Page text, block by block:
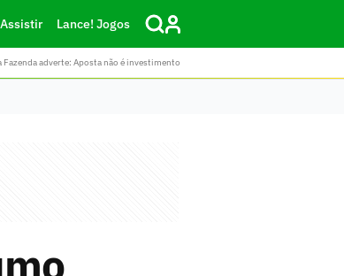
Lance! Jogos
adverte: Aposta não é investimento